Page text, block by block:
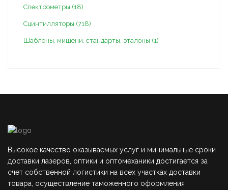
Спектрометры (18)
Сцинтилляторы (718)
Шаблоны, мишени, стандарты, эталоны (1)
Высокое качество оказываемых услуг и минимальные сроки
доставки лазеров, оптики и оптомеханики достигается за
счет собственной логистики на всех участках доставки
товара, осуществление таможенного оформления